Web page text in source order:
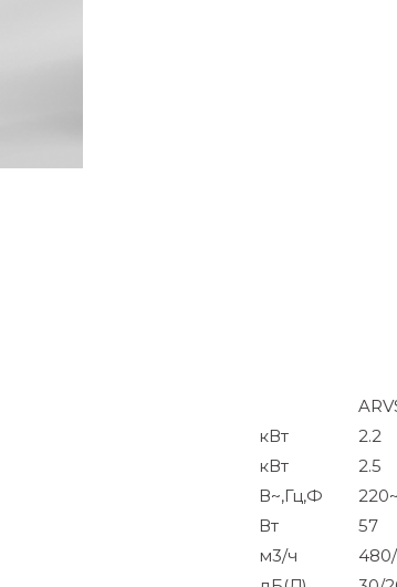
кВт
2.2
кВт 2.5
В~,Гц,Ф
Вт 57
м3/ч